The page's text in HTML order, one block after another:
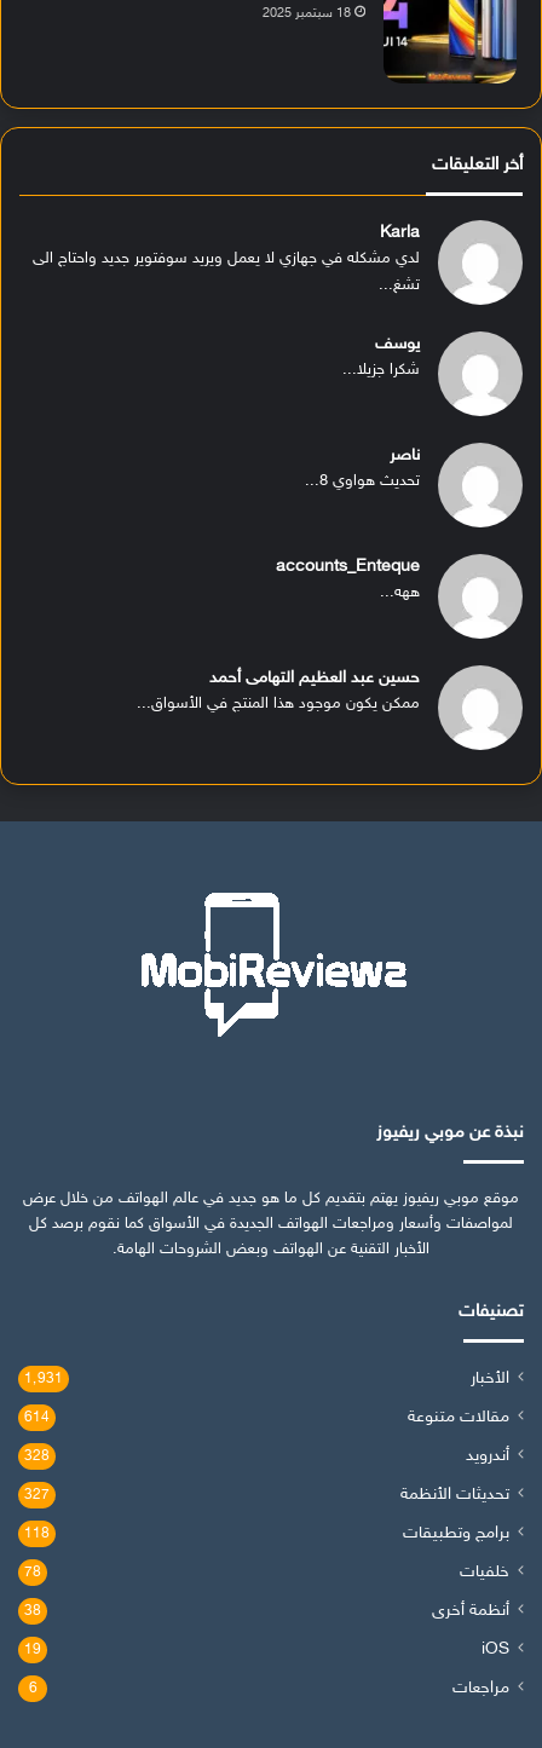
18 سبتمبر 2025
أخر التعليقات
Karla
لدي مشكله في جهازي لا يعمل ويريد سوفتوير جديد واحتاج الى
تشغ...
يوسف
شكرا جزيلا...
ناصر
تحديث هواوي 8...
accounts_Enteque
ههه...
حسين عبد العظيم التهامى أحمد
ممكن يكون موجود هذا المنتج في الأسواق...
نبذة عن موبي ريفيوز
موقع موبي ريفيوز يهتم بتقديم كل ما هو جديد في عالم الهواتف من خلال عرض
لمواصفات وأسعار ومراجعات الهواتف الجديدة في الأسواق كما نقوم برصد كل
الأخبار التقنية عن الهواتف وبعض الشروحات الهامة.
تصنيفات
الأخبار 1٬931
مقالات متنوعة 614
أندرويد 328
تحديثات الأنظمة 327
برامج وتطبيقات 118
خلفيات 78
أنظمة أخرى 38
iOS
19
مراجعات 6